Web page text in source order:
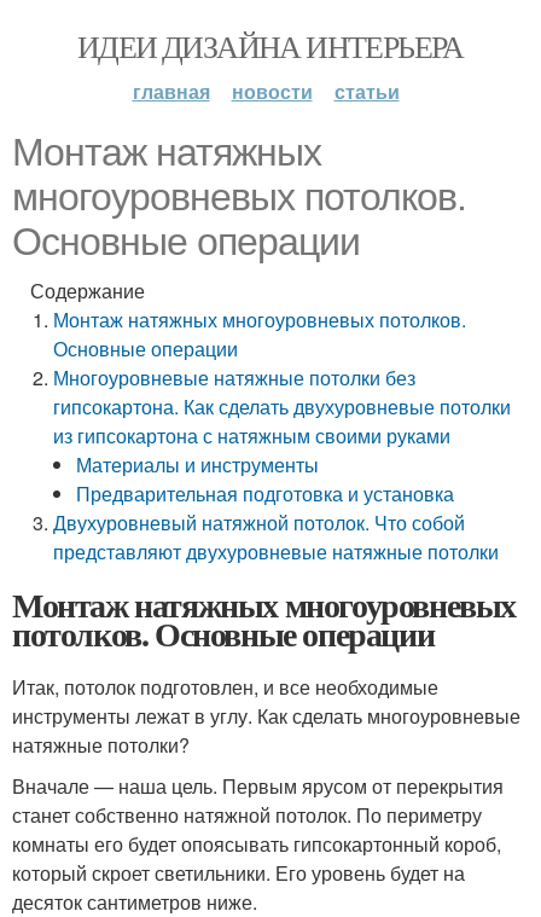
ИДЕИ ДИЗАЙНА ИНТЕРЬЕРА
главная новости статьи
Монтаж натяжных
многоуровневых потолков.
Основные операции
Содержание
Монтаж натяжных многоуровневых потолков.
Основные операции
Многоуровневые натяжные потолки без
гипсокартона. Как сделать двухуровневые потолки
из гипсокартона с натяжным своими руками
Материалы и инструменты
Предварительная подготовка и установка
Двухуровневый натяжной потолок. Что собой
представляют двухуровневые натяжные потолки
Монтаж натяжных многоуровневых
потолков. Основные операции
Итак, потолок подготовлен, и все необходимые
инструменты лежат в углу. Как сделать многоуровневые
натяжные потолки?
Вначале — наша цель. Первым ярусом от перекрытия
станет собственно натяжной потолок. По периметру
комнаты его будет опоясывать гипсокартонный короб,
который скроет светильники. Его уровень будет на
десяток сантиметров ниже.